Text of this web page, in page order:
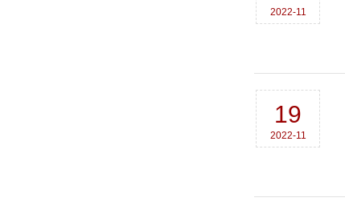
2022-11
19
2022-11